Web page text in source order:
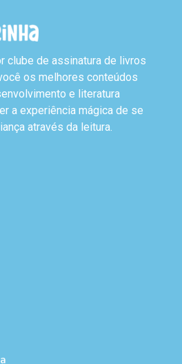
clube de assinatura de livros
os melhores conteúdos
e literatura
a experiência mágica de se
através da leitura.